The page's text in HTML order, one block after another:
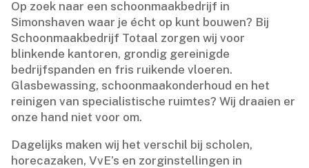
Op zoek naar een schoonmaakbedrijf in
Simonshaven waar je écht op kunt bouwen? Bij
Schoonmaakbedrijf Totaal zorgen wij voor
blinkende kantoren, grondig gereinigde
bedrijfspanden en fris ruikende vloeren.​
Glasbewassing, schoonmaakonderhoud en het
reinigen van specialistische ruimtes? Wij draaien er
onze hand niet voor om.​
Dagelijks maken wij het verschil bij scholen,
horecazaken, VvE’s en zorginstellingen in